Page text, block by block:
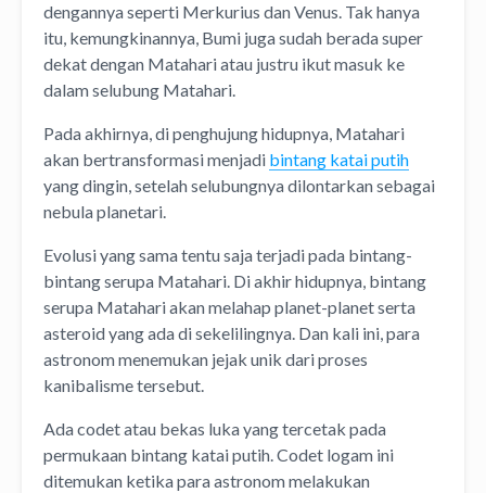
dengannya seperti Merkurius dan Venus. Tak hanya
itu, kemungkinannya, Bumi juga sudah berada super
dekat dengan Matahari atau justru ikut masuk ke
dalam selubung Matahari.
Pada akhirnya, di penghujung hidupnya, Matahari
akan bertransformasi menjadi bintang katai putih
yang dingin, setelah selubungnya dilontarkan sebagai
nebula planetari.
Evolusi yang sama tentu saja terjadi pada bintang-
bintang serupa Matahari. Di akhir hidupnya, bintang
serupa Matahari akan melahap planet-planet serta
asteroid yang ada di sekelilingnya. Dan kali ini, para
astronom menemukan jejak unik dari proses
kanibalisme tersebut.
Ada codet atau bekas luka yang tercetak pada
permukaan bintang katai putih. Codet logam ini
ditemukan ketika para astronom melakukan